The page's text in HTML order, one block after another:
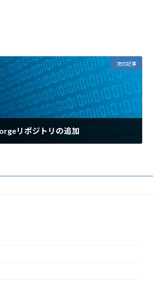
次の記事
リポジトリの追加